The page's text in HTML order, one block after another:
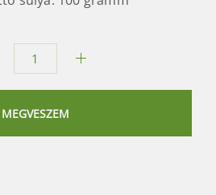
MEGVESZEM